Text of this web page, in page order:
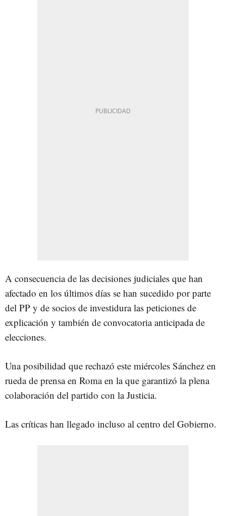
A consecuencia de las decisiones judiciales que han
afectado en los últimos días se han sucedido por parte
del PP y de socios de investidura las peticiones de
explicación y también de convocatoria anticipada de
elecciones.
Una posibilidad que rechazó este miércoles Sánchez en
rueda de prensa en Roma en la que garantizó la plena
colaboración del partido con la Justicia.
Las críticas han llegado incluso al centro del Gobierno.